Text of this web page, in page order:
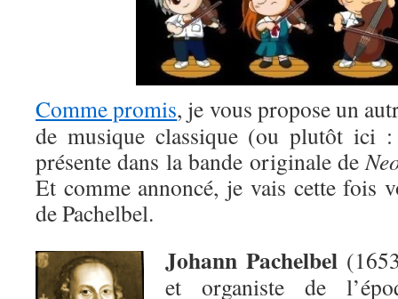
Comme promis, je vous propose un
de musique classique (ou plutôt ici
présente dans la bande originale de
Et comme annoncé, je vais cette fois
de Pachelbel.
Johann Pachelbel
et organiste de